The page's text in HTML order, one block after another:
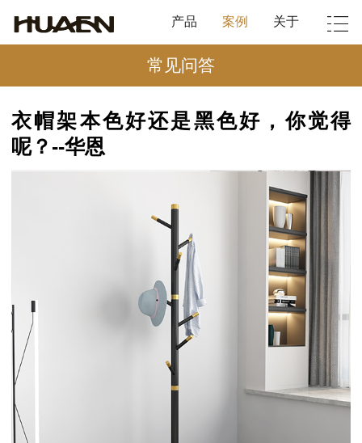
产品 案例 关于
常见问答
衣帽架本色好还是黑色好，你觉得
呢？--华恩